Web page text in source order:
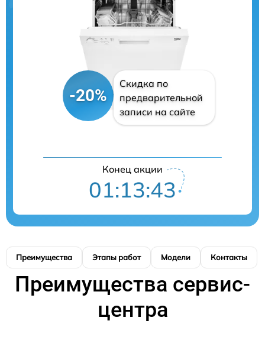
-20%
Скидка по
предварительной
записи на сайте
Конец акции
01:13:42
Преимущества Этапы работ Модели Контакты
Преимущества сервис-
центра